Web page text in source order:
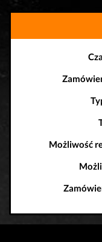
Możliwość